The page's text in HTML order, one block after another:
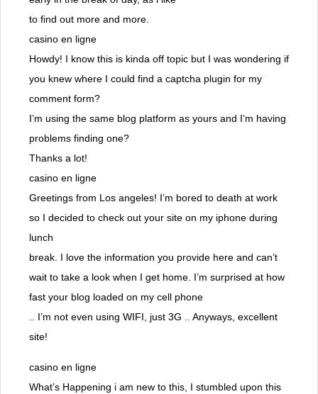
to find out more and more.
casino en ligne
Howdy! I know this is kinda off topic but I was wondering if
you knew where I could find a captcha plugin for my
comment form?
I’m using the same blog platform as yours and I’m having
problems finding one?
Thanks a lot!
casino en ligne
Greetings from Los angeles! I’m bored to death at work
so I decided to check out your site on my iphone during
lunch
break. I love the information you provide here and can’t
wait to take a look when I get home. I’m surprised at how
fast your blog loaded on my cell phone
.. I’m not even using WIFI, just 3G .. Anyways, excellent
site!
casino en ligne
What’s Happening i am new to this, I stumbled upon this